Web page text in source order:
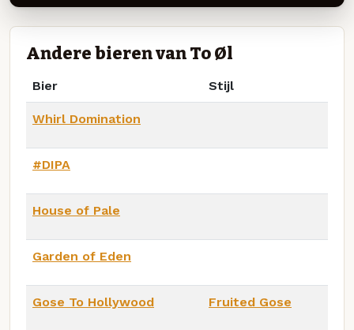
Andere bieren van To Øl
Bier Stijl
Whirl Domination
#DIPA
House of Pale
Garden of Eden
Gose To Hollywood Fruited Gose